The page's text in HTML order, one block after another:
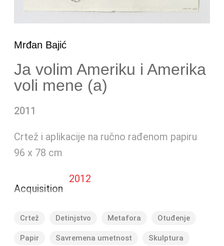
Mrđan Bajić
Ja volim Ameriku i Amerika
voli mene (a)
2011
Crtež i aplikacije na ručno rađenom papiru
96 x 78 cm
Acquisition
2012
Crtež Detinjstvo Metafora Otuđenje
Papir Savremena umetnost Skulptura